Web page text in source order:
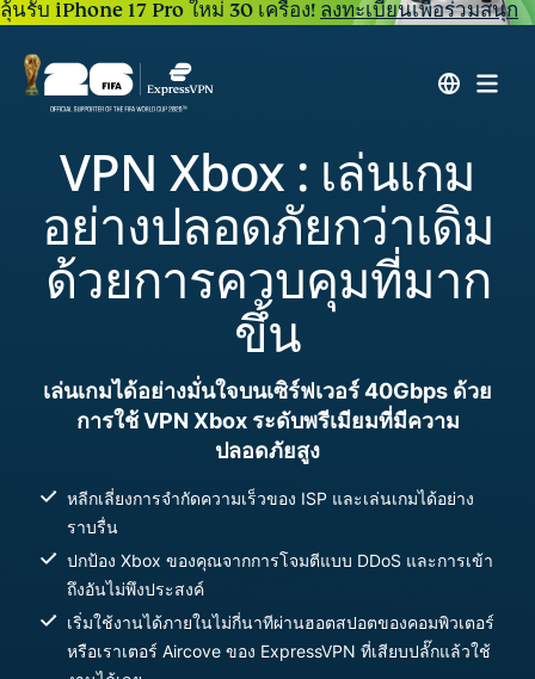
ลุ้นรับ iPhone 17 Pro ใหม่ 30 เครื่อง! ลงทะเบียนเพื่อร่วมสนุก
VPN Xbox : เล่นเกม
อย่างปลอดภัยกว่าเดิม
ด้วยการควบคุมที่มาก
ขึ้น
เล่นเกมได้อย่างมั่นใจบนเซิร์ฟเวอร์ 40Gbps ด้วย
การใช้ VPN Xbox ระดับพรีเมียมที่มีความ
ปลอดภัยสูง
หลีกเลี่ยงการจำกัดความเร็วของ ISP และเล่นเกมได้อย่าง
ราบรื่น
ปกป้อง Xbox ของคุณจากการโจมตีแบบ DDoS และการเข้า
ถึงอันไม่พึงประสงค์
เริ่มใช้งานได้ภายในไม่กี่นาทีผ่านฮอตสปอตของคอมพิวเตอร์
หรือเราเตอร์ Aircove ของ ExpressVPN ที่เสียบปลั๊กแล้วใช้